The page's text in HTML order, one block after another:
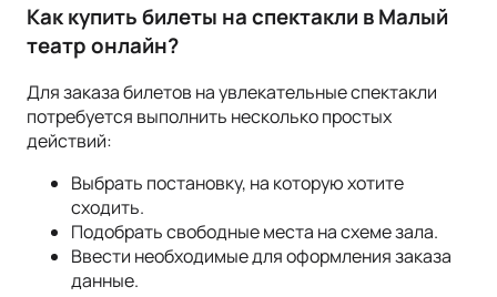
Как купить билеты на спектакли в Малый
театр онлайн?
Для заказа билетов на увлекательные спектакли
потребуется выполнить несколько простых
действий:
Выбрать постановку, на которую хотите
сходить.
Подобрать свободные места на схеме зала.
Ввести необходимые для оформления заказа
данные.